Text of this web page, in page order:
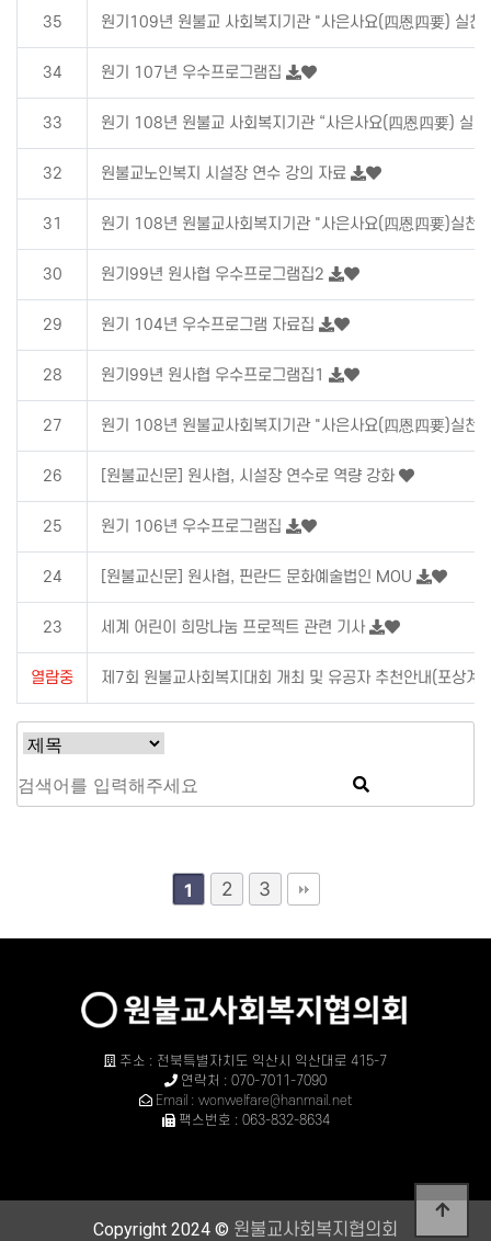
35 원기109년 원불교 사회복지기관 "사은사요(四恩四要) 실천
34 원기 107년 우수프로그램집
33 원기 108년 원불교 사회복지기관 “사은사요(四恩四要) 실
32 원불교노인복지 시설장 연수 강의 자료
31 원기 108년 원불교사회복지기관 "사은사요(四恩四要)실천
30 원기99년 원사협 우수프로그램집2
29 원기 104년 우수프로그램 자료집
28 원기99년 원사협 우수프로그램집1
27 원기 108년 원불교사회복지기관 "사은사요(四恩四要)실천
26 [원불교신문] 원사협, 시설장 연수로 역량 강화
25 원기 106년 우수프로그램집
24 [원불교신문] 원사협, 핀란드 문화예술법인 MOU
23 세계 어린이 희망나눔 프로젝트 관련 기사
열람중 제7회 원불교사회복지대회 개최 및 유공자 추천안내(포상계
1 2 3
주소 : 전북특별자치도 익산시 익산대로 415-7
연락처 : 070-7011-7090
Email : wonwelfare@hanmail.net
팩스번호 : 063-832-8634
Copyright 2024 © 원불교사회복지협의회